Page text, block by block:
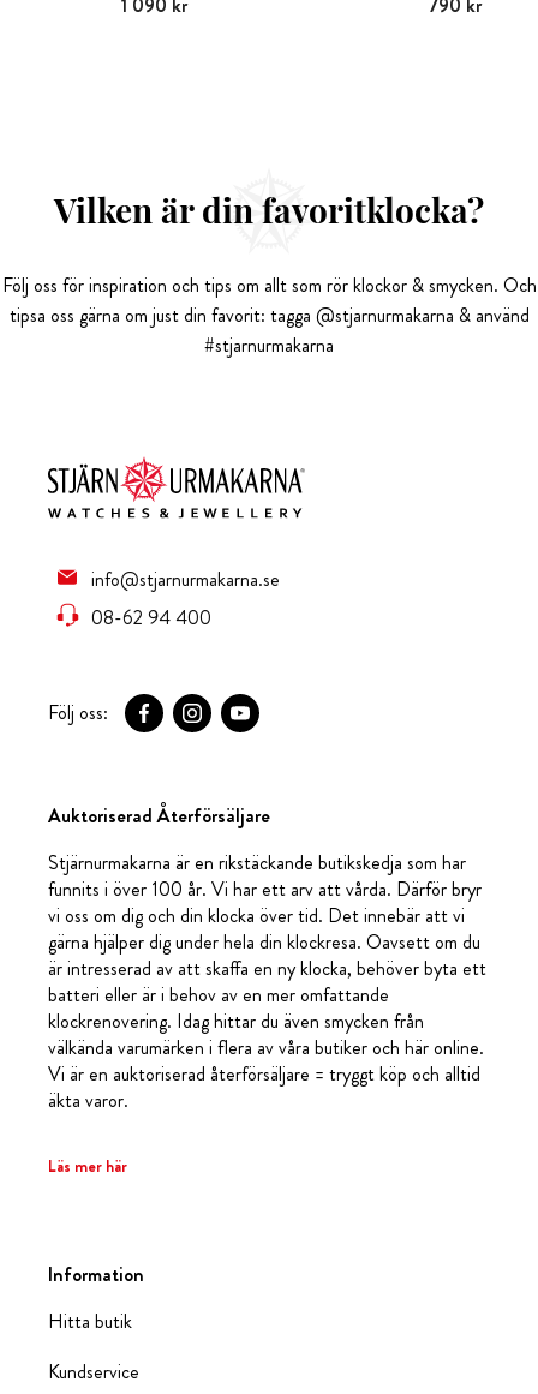
Pris :1 090 kr
1 090 kr Pris:790 kr
790 kr
Vilken är din favoritklocka?
Följ oss för inspiration och tips om allt som rör klockor & smycken. Och
tipsa oss gärna om just din favorit: tagga @stjarnurmakarna & använd
#stjarnurmakarna
info@stjarnurmakarna.se
08-62 94 400
Följ oss:
Auktoriserad Återförsäljare
Stjärnurmakarna är en rikstäckande butikskedja som har
funnits i över 100 år. Vi har ett arv att vårda. Därför bryr
vi oss om dig och din klocka över tid. Det innebär att vi
gärna hjälper dig under hela din klockresa. Oavsett om du
är intresserad av att skaffa en ny klocka, behöver byta ett
batteri eller är i behov av en mer omfattande
klockrenovering. Idag hittar du även smycken från
välkända varumärken i flera av våra butiker och här online.
Vi är en auktoriserad återförsäljare = tryggt köp och alltid
äkta varor.
Läs mer här
Information
Hitta butik
Kundservice